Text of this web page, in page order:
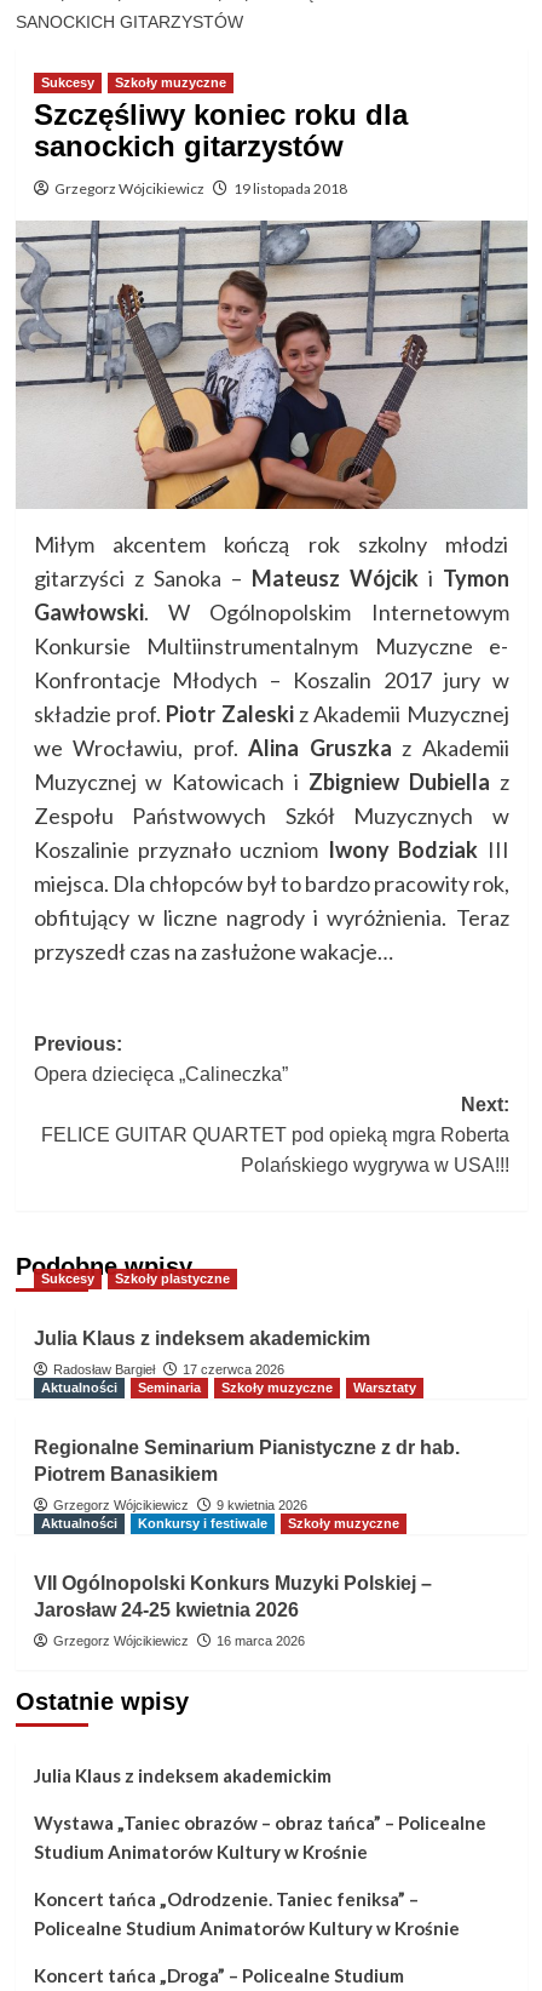
SANOCKICH GITARZYSTÓW
Sukcesy Szkoły muzyczne
Szczęśliwy koniec roku dla
sanockich gitarzystów
Grzegorz Wójcikiewicz 19 listopada 2018
Miłym akcentem kończą rok szkolny młodzi
gitarzyści z Sanoka – Mateusz Wójciki Tymon
Gawłowski. W Ogólnopolskim Internetowym
Konkursie Multiinstrumentalnym Muzyczne e-
Konfrontacje Młodych – Koszalin 2017 jury w
składzie prof. Piotr Zaleskiz Akademii Muzycznej
we Wrocławiu, prof. Alina Gruszka z Akademii
Muzycznej w Katowicach i Zbigniew Dubiella z
Zespołu Państwowych Szkół Muzycznych w
Koszalinie przyznało uczniom Iwony Bodziak III
miejsca. Dla chłopców był to bardzo pracowity rok,
obfitujący w liczne nagrody i wyróżnienia. Teraz
przyszedł czas na zasłużone wakacje…
Post
navigation
Previous:
Opera dziecięca „Calineczka”
Next:
FELICE GUITAR QUARTET pod opieką mgra Roberta
Polańskiego wygrywa w USA!!!
Podobne wpisy
Sukcesy Szkoły plastyczne
Julia Klaus z indeksem akademickim
Radosław Bargieł
17 czerwca 2026
Aktualności
Seminaria Szkoły muzyczne Warsztaty
Regionalne Seminarium Pianistyczne z dr hab.
Piotrem Banasikiem
Grzegorz Wójcikiewicz
9 kwietnia 2026
Aktualności
Konkursy i festiwale Szkoły muzyczne
VII Ogólnopolski Konkurs Muzyki Polskiej –
Jarosław 24-25 kwietnia 2026
Grzegorz Wójcikiewicz 16 marca 2026
Ostatnie wpisy
Julia Klaus z indeksem akademickim
Wystawa „Taniec obrazów – obraz tańca” – Policealne
Studium Animatorów Kultury w Krośnie
Koncert tańca „Odrodzenie. Taniec feniksa” –
Policealne Studium Animatorów Kultury w Krośnie
Koncert tańca „Droga” – Policealne Studium